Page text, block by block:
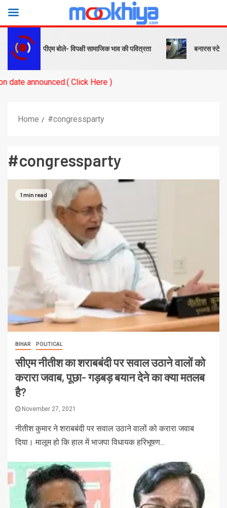
पीएम बोले- विपक्षी सामाजिक भाव की पवित्रता बनारस स्टेशन के
Click Here )
Home #congressparty
#congressparty
1 min read
BIHAR POLITICAL
सीएम नीतीश का शराबबंदी पर सवाल उठाने वालों को
करारा जवाब, पूछा- गड़बड़ बयान देने का क्या मतलब
है?
November 27, 2021
नीतीश कुमार ने शराबबंदी पर सवाल उठाने वालों को करारा जवाब
दिया। मालूम हो कि हाल में भाजपा विधायक हरिभूषण...